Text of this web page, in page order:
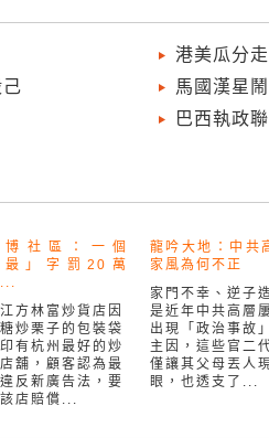
港美瓜分
馬國漢星
巴西執政
博社區：一個
最」字罰20萬
方林富炒貨店因
炒栗子的包裝袋
有杭州最好的炒
舖，顧客認為最
反新廣告法，要
店賠償...
龍吟大地：中共
家風為何不正
家門不幸、逆子
是近年中共高層
出現「政治事故
主因，這些官二
僅讓其父母丟人
眼，也透支了...